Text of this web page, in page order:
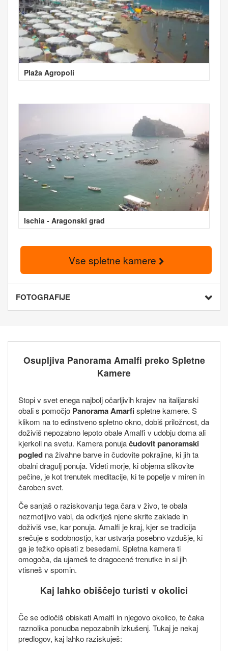
Plaža Agropoli
Ischia - Aragonski grad
Vse spletne kamere
FOTOGRAFIJE
Osupljiva Panorama Amalfi preko Spletne
Kamere
Stopi v svet enega najbolj očarljivih krajev na italijanski
obali s pomočjo Panorama Amarfi spletne kamere. S
klikom na to edinstveno spletno okno, dobiš priložnost, da
doživiš nepozabno lepoto obale Amalfi v udobju doma ali
kjerkoli na svetu. Kamera ponujačudovit panoramski
pogled na živahne barve in čudovite pokrajine, ki jih ta
obalni dragulj ponuja. Videti morje, ki objema slikovite
pečine, je kot trenutek meditacije, ki te popelje v miren in
čaroben svet.
Če sanjaš o raziskovanju tega čara v živo, te obala
nezmotljivo vabi, da odkriješ njene skrite zaklade in
doživiš vse, kar ponuja. Amalfi je kraj, kjer se tradicija
srečuje s sodobnostjo, kar ustvarja posebno vzdušje, ki
ga je težko opisati z besedami. Spletna kamera ti
omogoča, da ujameš te dragocené trenutke in si jih
vtisneš v spomin.
Kaj lahko obiščejo turisti v okolici
Če se odločiš obiskati Amalfi in njegovo okolico, te čaka
raznolika ponudba nepozabnih izkušenj. Tukaj je nekaj
predlogov, kaj lahko raziskuješ: